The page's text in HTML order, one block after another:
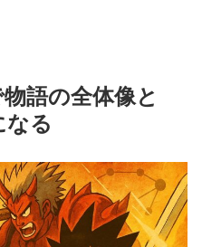
語の全体像と
なる